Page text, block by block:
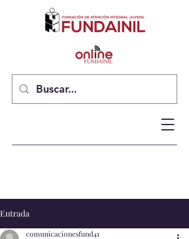
Entrada
comunicacionesfund41